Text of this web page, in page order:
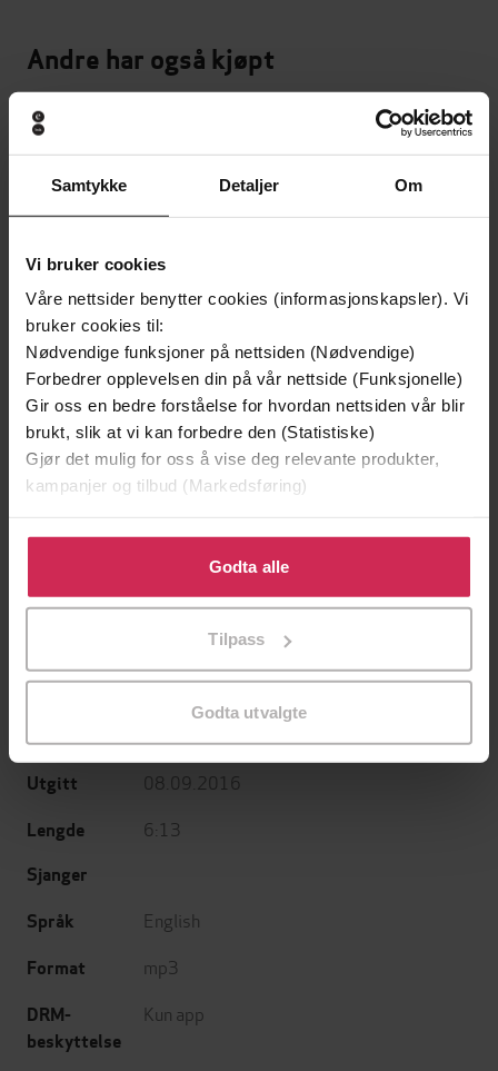
Samtykke Detaljer Om
Vi bruker cookies
Våre nettsider benytter cookies (informasjonskapsler). Vi
bruker cookies til:
Nødvendige funksjoner på nettsiden (Nødvendige)
Forbedrer opplevelsen din på vår nettside (Funksjonelle)
Gir oss en bedre forståelse for hvordan nettsiden vår blir
brukt, slik at vi kan forbedre den (Statistiske)
Gjør det mulig for oss å vise deg relevante produkter,
kampanjer og tilbud (Markedsføring)
Klikk på «Godta alle» for å gi oss ditt samtykke til å
bruke cookies for alle disse formålene. Du kan også
tilpasse ditt samtykke til spesifikke formål ved å klikke
Godta alle
Tilpass
Godta utvalgte
Andre har også kjøpt
199,-
Minnesota
EBOK
Premium
349,-
EBOK
Forfattere Bradley Beaulieu(forfatter),Sarah
Coomes(innleser)
Forlag
Utgitt 08.09.2016
Lengde 6:13
Sjanger
Språk
English
Format mp3
DRM-
beskyttelse
Kun app